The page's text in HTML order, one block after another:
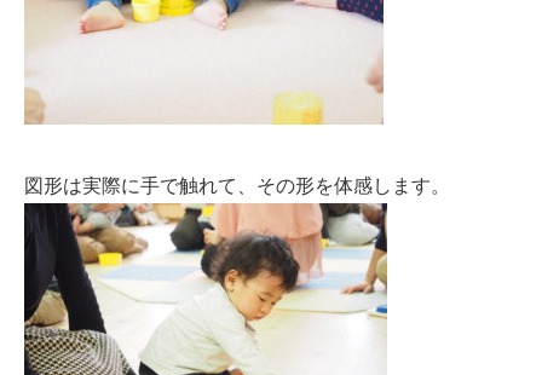
図形は実際に手で触れて、その形を体感します。